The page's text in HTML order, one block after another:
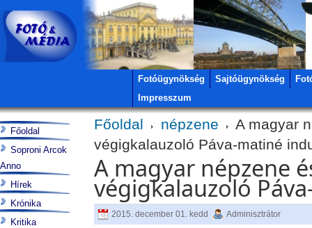
Fotóügynökség Sajtóügynökség
Impresszum
Főoldal népzene
A magyar
végigkalauzoló Páva-matiné
A magyar népzene
végigkalauzoló
2015. december 01. kedd Adminisztrátor
Főoldal
Soproni Arcok
Anno
Hírek
Krónika
Kritika